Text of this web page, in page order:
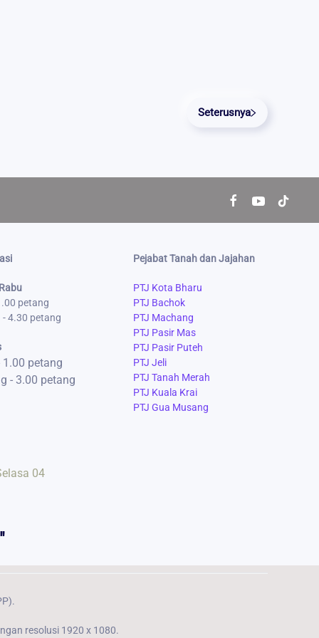
Seterusnya
petang
4.30 petang
petang
- 3.00 petang
Pejabat Tanah dan Jajahan
PTJ Kota Bharu
PTJ Bachok
PTJ Machang
PTJ Pasir Mas
PTJ Pasir Puteh
PTJ Jeli
PTJ Tanah Merah
PTJ Kuala Krai
PTJ Gua Musang
04
resolusi 1920 x 1080.